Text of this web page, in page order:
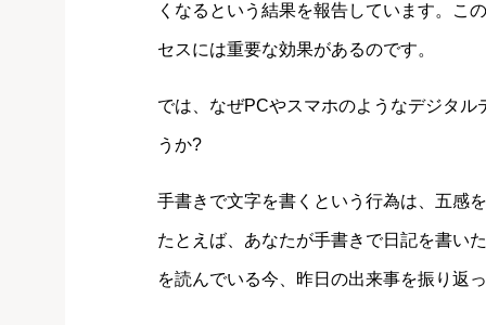
くなるという結果を報告しています。こ
セスには重要な効果があるのです。
では、なぜPCやスマホのようなデジタ
うか?
手書きで文字を書くという行為は、五感
たとえば、あなたが手書きで日記を書い
を読んでいる今、昨日の出来事を振り返